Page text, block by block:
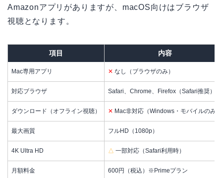
Amazonアプリがありますが、macOS向けはブラウザ
視聴となります。
項目 内容
Mac専用アプリ ✕ なし（ブラウザのみ）
対応ブラウザ Safari、Chrome、Firefox（Safari推奨）
ダウンロード（オフライン視聴） ✕ Mac非対応（Windows・モバイルのみ）
最大画質 フルHD（1080p）
4K Ultra HD △ 一部対応（Safari利用時）
月額料金 600円（税込）※Primeプラン